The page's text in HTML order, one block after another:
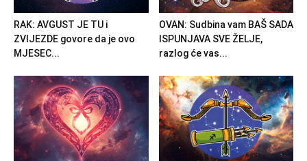
RAK: AVGUST JE TU i
ZVIJEZDE govore da je ovo
MJESEC...
OVAN: Sudbina vam BAŠ SADA
ISPUNJAVA SVE ŽELJE,
razlog će vas...